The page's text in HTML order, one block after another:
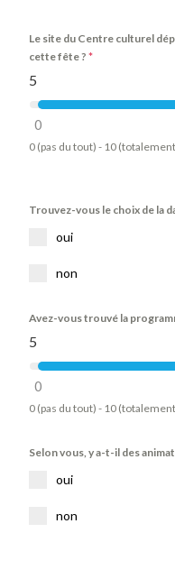
Le site du Centre culturel
cette fête ? *
0
5
0 (pas du tout) - 10
Trouvez-vous le choix de la
oui
non
Avez-vous trouvé la
0
5
0 (pas du tout) - 10
Selon vous, y a-t-il des
oui
non